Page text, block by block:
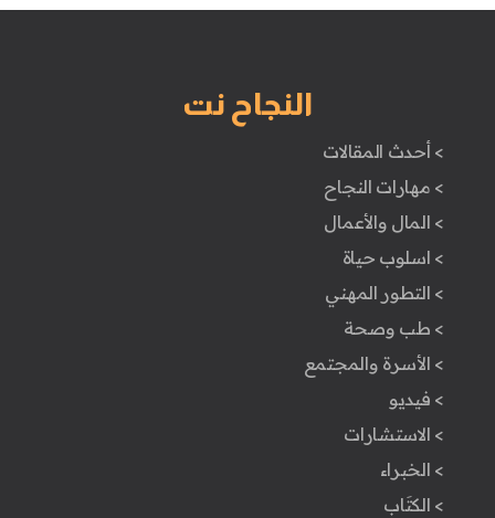
النجاح نت
> أحدث المقالات
> مهارات النجاح
> المال والأعمال
> اسلوب حياة
> التطور المهني
> طب وصحة
> الأسرة والمجتمع
> فيديو
> الاستشارات
> الخبراء
> الكتَاب